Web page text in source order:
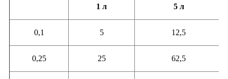
1 л 5 л
0,1 5 12,5
0,25 25 62,5